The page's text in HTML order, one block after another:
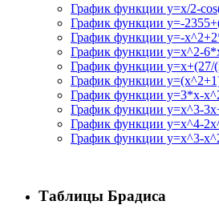
График функции y=x/2-
График функции y=-
График функции y=-
График функции y=x^2-
График функции y=x+(27/
График функции
График функции y=3*x-
График функции y=x^3-
График функции y=x^4-
График функции y=x^3-
Таблицы Брадиса